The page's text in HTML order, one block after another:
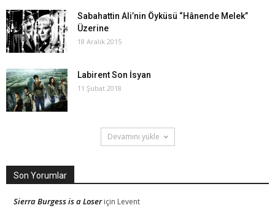
Sabahattin Ali’nin Öyküsü “Hânende Melek”
Üzerine
18 Aralık 2015
Labirent Son İsyan
11 Şubat 2018
Devamını yükle
Son Yorumlar
Sierra Burgess is a Loseriçin Levent